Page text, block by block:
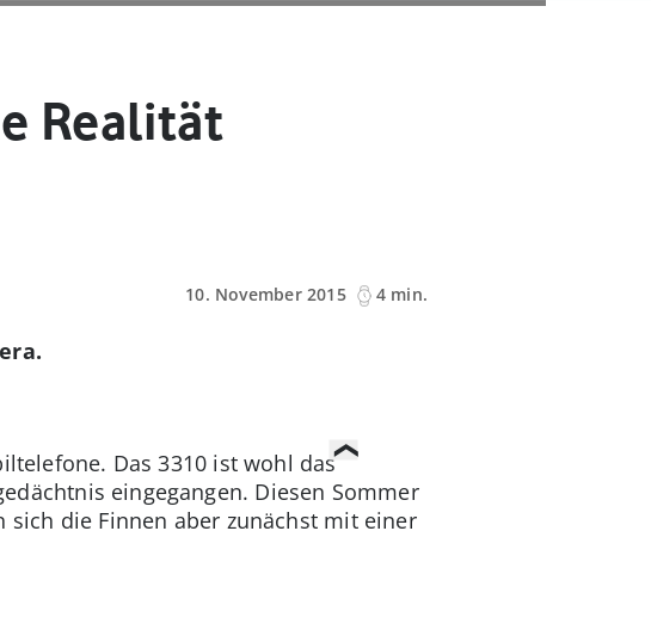
Realität
10. November 2015
4 min.
Das 3310 ist wohl das
eingegangen. Diesen Sommer
sich die Finnen aber zunächst mit einer